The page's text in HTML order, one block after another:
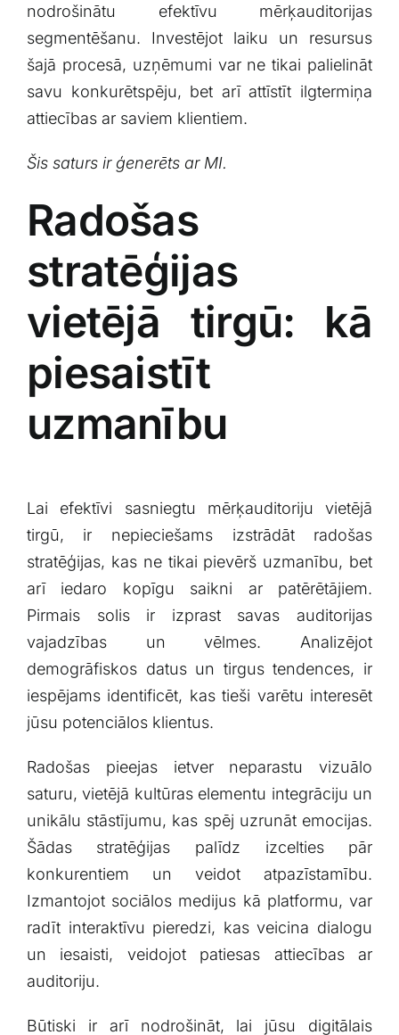
nodrošinātu efektīvu ⁤mērķauditorijas
segmentēšanu. Investējot laiku un ‍resursus
šajā procesā, uzņēmumi⁤ var ne tikai ‌palielināt
savu konkurētspēju, bet arī attīstīt ilgtermiņa
attiecības ar saviem klientiem.
Šis‌ saturs ir⁢ ģenerēts ‌ar MI.
Radošas
stratēģijas
vietējā tirgū: ⁤kā
piesaistīt
uzmanību
Lai‌ efektīvi ⁤sasniegtu mērķauditoriju vietējā
tirgū, ir​ nepieciešams izstrādāt radošas⁢
stratēģijas, kas‍ ne tikai pievērš uzmanību, bet
arī iedaro kopīgu ⁤saikni ar patērētājiem.
Pirmais solis ir ‍izprast savas auditorijas
⁣vajadzības un vēlmes. ⁢Analizējot
demogrāfiskos datus⁢ un ‍tirgus​ tendences, ir
iespējams identificēt, kas tieši varētu interesēt
jūsu potenciālos ​klientus.
Radošas pieejas‌ ietver neparastu vizuālo
saturu, vietējā kultūras elementu integrāciju ‌un
unikālu stāstījumu, kas spēj uzrunāt emocijas.
Šādas stratēģijas​ palīdz izcelties pār⁣
konkurentiem un veidot atpazīstamību.
Izmantojot sociālos medijus kā​ platformu, var
radīt‌ interaktīvu ⁢pieredzi,⁤ kas veicina⁣ dialogu
un iesaisti,⁤ veidojot patiesas attiecības ar
auditoriju.
Būtiski ​ir arī ​nodrošināt, ⁣lai jūsu digitālais